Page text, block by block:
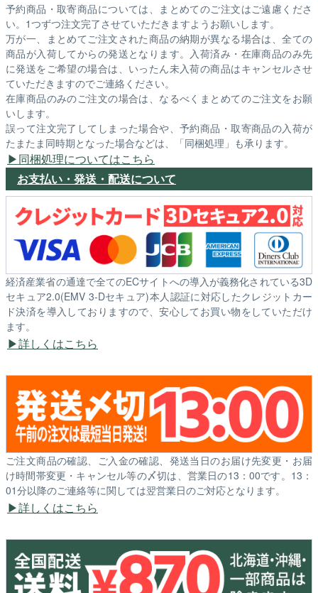
予約商品・取寄商品については、まとめてのご注文はご遠慮くださ
い。1つずつ注文完了させていただきますようお願いします。
万が一、まとめてご注文された商品の納期が異なる場合は、全ての
商品が入荷してからの発送となります。入荷済み・在庫商品のみ先
に発送をご希望の場合は、いったん未入荷の商品はキャンセルさせ
ていただきますのでご連絡ください。
在庫商品のみのご注文の場合は、なるべくまとめてのご注文をお願
いします。
誤って注文完了してしまった場合や、予約商品・取寄商品の入荷が
たまたま同時期となった場合などは、「同梱処理」も承ります。
同梱処理についてはこちら
お支払い・発送・配送について
経済産業省の通達で全てのECサイトへの導入が義務化されている3D
セキュア2.0(EMV 3-Dセキュア)本人認証に対応したクレジットカー
ド決済を導入しておりますので、安心してお買い物をしていただけ
ます。
詳しくはこちら
ご注文商品の確認、ご入金の確認、発送当日のお届け先変更・お届
け時間帯変更・キャンセル等の〆切は、営業日の13：00です。13：
01分以降のご連絡等に関しては翌営業日のご対応となります。
詳しくはこちら